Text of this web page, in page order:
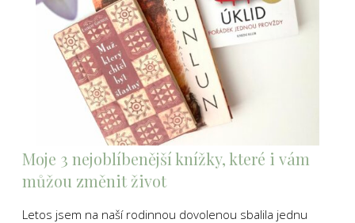
Moje 3 nejoblíbenější knížky, které i vám
můžou změnit život
Letos jsem na naší rodinnou dovolenou sbalila jednu